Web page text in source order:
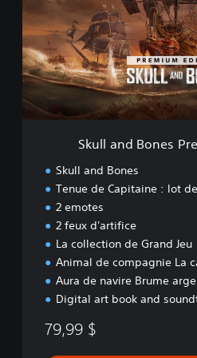
l
a
d
B
n
e
Skull and Bones
Skull and Bones
Tenue de Capitaine : lot
2 emotes
2 feux d'artifice
La collection de Grand Jeu
Animal de compagnie La
Aura de navire Brume
Digital art book and
79,99 $